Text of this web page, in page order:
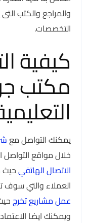
والمراجع والكتب
التخصصات.
كيفية
مكتب
يمكنك التواصل مع
خلال مواقع التواصل
الاتصال الهاتفيحيث
العملاء والتي
عمل مشاريع تخرج
ويمكنك ايضا